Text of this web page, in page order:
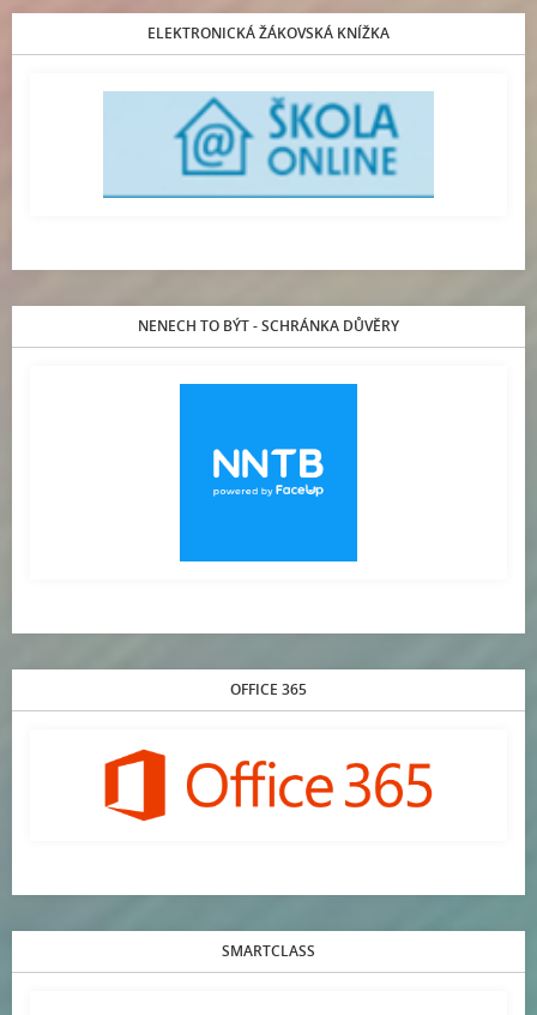
ELEKTRONICKÁ ŽÁKOVSKÁ KNÍŽKA
NENECH TO BÝT - SCHRÁNKA DŮVĚRY
OFFICE 365
SMARTCLASS